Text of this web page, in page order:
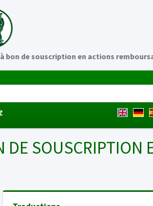
bon de souscription en actions
DE SOUSCRIPTION